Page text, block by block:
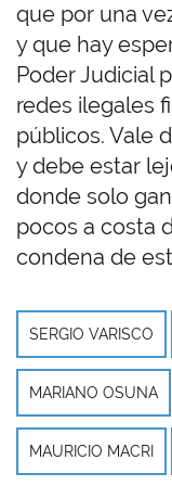
que por una
y que hay
Poder Judicial
redes ilegales
públicos. Vale
y debe estar
donde solo
pocos a costa
condena de
SERGIO VARISCO
MARIANO OSUNA
MAURICIO MACRI